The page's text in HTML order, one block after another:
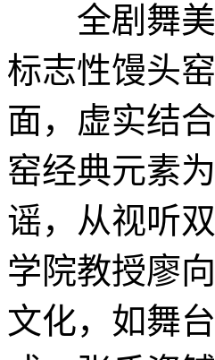
全剧舞美
标志性馒头
面，虚实结
窑经典元素
谣，从视听
学院教授廖
文化，如舞